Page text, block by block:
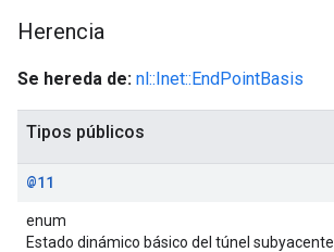
Herencia
Se hereda de: nl::Inet::EndPointBasis
Tipos públicos
@11
enum
Estado dinámico básico del túnel subyacente.